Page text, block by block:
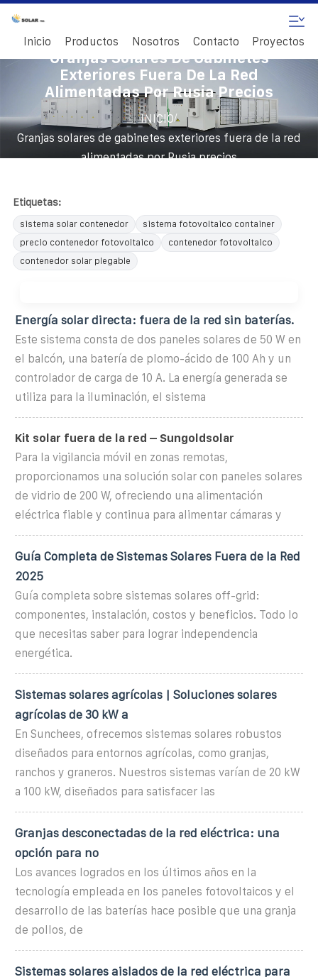
Inicio Productos Nosotros Contacto Proyectos
Granjas Solares De Gabinetes
Exteriores Fuera De La Red
Alimentadas Por Rusia Precios
INICIO/
Granjas solares de gabinetes exteriores fuera de la red
alimentadas por Rusia precios
Etiquetas:
sistema solar contenedor
sistema fotovoltaico container
precio contenedor fotovoltaico
contenedor fotovoltaico
contenedor solar plegable
Energía solar directa: fuera de la red sin baterías.
Este sistema consta de dos paneles solares de 50 W en
el balcón, una batería de plomo-ácido de 100 Ah y un
controlador de carga de 10 A. La energía generada se
utiliza para la iluminación, el sistema
Kit solar fuera de la red – Sungoldsolar
Para la vigilancia móvil en zonas remotas,
proporcionamos una solución solar con paneles solares
de vidrio de 200 W, ofreciendo una alimentación
eléctrica fiable y continua para alimentar cámaras y
Guía Completa de Sistemas Solares Fuera de la Red
2025
Guía completa sobre sistemas solares off-grid:
componentes, instalación, costos y beneficios. Todo lo
que necesitas saber para lograr independencia
energética.
Sistemas solares agrícolas | Soluciones solares
agrícolas de 30 kW a
En Sunchees, ofrecemos sistemas solares robustos
diseñados para entornos agrícolas, como granjas,
ranchos y graneros. Nuestros sistemas varían de 20 kW
a 100 kW, diseñados para satisfacer las
Granjas desconectadas de la red eléctrica: una
opción para no
Los avances logrados en los últimos años en la
tecnología empleada en los paneles fotovoltaicos y el
desarrollo de las baterías hace posible que una granja
de pollos, de
Sistemas solares aislados de la red eléctrica para